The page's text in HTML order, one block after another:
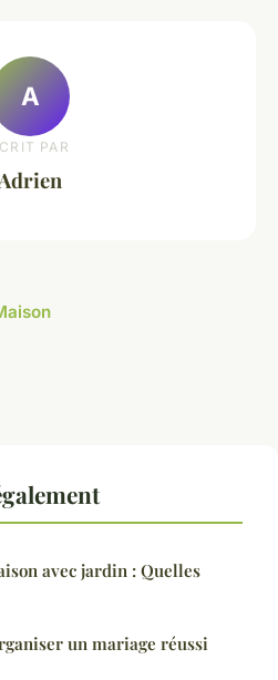
A
PAR
avec jardin : Quelles
un mariage réussi